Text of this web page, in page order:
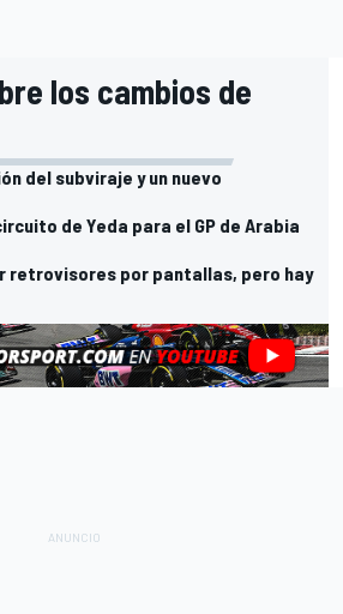
los cambios de
del subviraje y un nuevo
de Yeda para el GP de Arabia
retrovisores por pantallas, pero hay